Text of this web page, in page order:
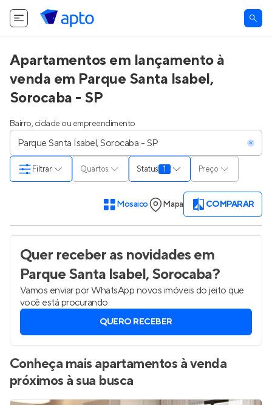
Apartamentos em lançamento à
venda em Parque Santa Isabel,
Sorocaba - SP
Bairro, cidade ou empreendimento
Quartos Status 1 Preço
Filtrar
Mosaico Mapa COMPARAR
Quer receber as novidadesem
Parque Santa Isabel, Sorocaba?
Vamos enviar por WhatsApp novos imóveis do jeito que
você está procurando.
QUERO RECEBER
Conheça mais apartamentos à venda
próximos à sua busca